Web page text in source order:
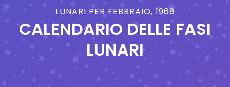
LUNARI PER FEBBRAIO, 1968
CALENDARIO DELLE FASI
LUNARI